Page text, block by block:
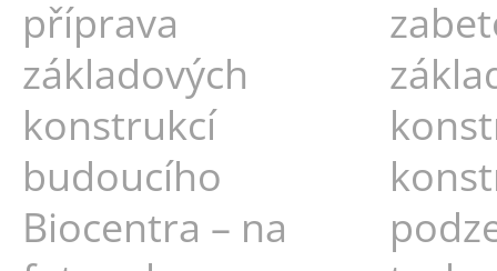
příprava
základových
konstrukcí
budoucího
Biocentra – na